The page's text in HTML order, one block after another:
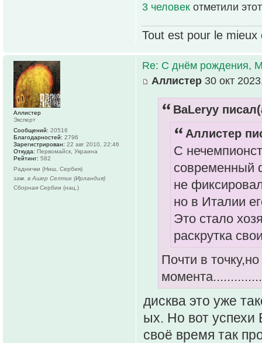
3 человек отметили
Tout est pour le
Re: С днём рождения,
Аллистер 30 окт
ВаLeryy
Аллистер
С
современный
не
но в Италии
Это стало
раскрутка
Почти в
дисква это уже
ых. Но вот успехи
своё время так
Аллистер
Эксперт
Сообщений: 20516
Благодарностей: 2796
Зарегистрирован: 22 авг 2010, 22:46
Откуда: Первомайск, Украина
Рейтинг: 582
Раднички (Ниш, Сербия)
зам. в Ашер Селтик (Ирландия)
Сборная Сербии (нац.)